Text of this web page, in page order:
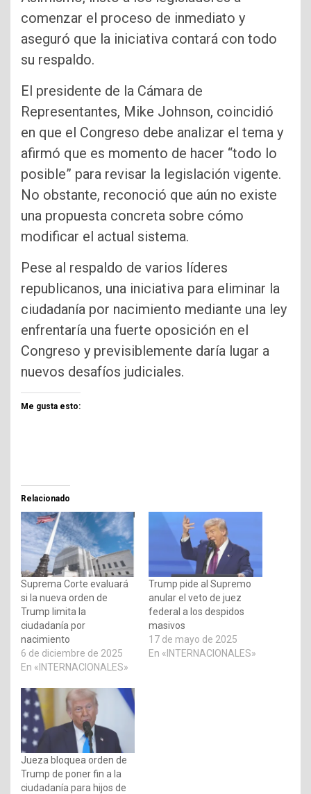
comenzar el proceso de inmediato y
aseguró que la iniciativa contará con todo
su respaldo.
El presidente de la Cámara de
Representantes, Mike Johnson, coincidió
en que el Congreso debe analizar el tema y
afirmó que es momento de hacer “todo lo
posible” para revisar la legislación vigente.
No obstante, reconoció que aún no existe
una propuesta concreta sobre cómo
modificar el actual sistema.
Pese al respaldo de varios líderes
republicanos, una iniciativa para eliminar la
ciudadanía por nacimiento mediante una ley
enfrentaría una fuerte oposición en el
Congreso y previsiblemente daría lugar a
nuevos desafíos judiciales.
Me gusta esto:
Relacionado
Suprema Corte evaluará
si la nueva orden de
Trump limita la
ciudadanía por
nacimiento
6 de diciembre de 2025
En «INTERNACIONALES»
Trump pide al Supremo
anular el veto de juez
federal a los despidos
masivos
17 de mayo de 2025
En «INTERNACIONALES»
Jueza bloquea orden de
Trump de poner fin a la
ciudadanía para hijos de